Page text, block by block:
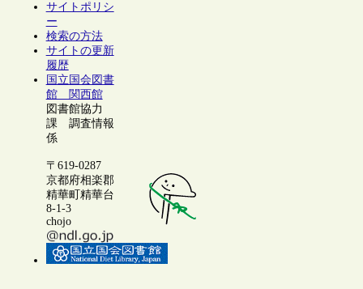
サイトポリシ
ー
検索の方法
サイトの更新
履歴
国立国会図書
館 関西館
図書館協力
課 調査情報
係
〒619-0287
京都府相楽郡
精華町精華台
8-1-3
chojo